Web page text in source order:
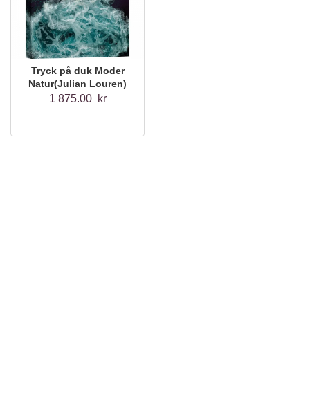
Tryck på duk Moder
Natur(Julian Louren)
1 875.00 kr